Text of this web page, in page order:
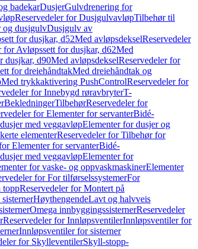
badekarDusjerGulvdrenering for
Reservedeler for DusjgulvavløpTilbehør til
og dusjgulvDusjgulv av
for dusjkar, d52Med avløpsdekselReservedeler
for Avløpssett for dusjkar, d62Med
dusjkar, d90Med avløpsdekselReservedeler for
for dreiehåndtakMed dreiehåndtak og
Med trykkaktivering PushControlReservedeler for
for Innebygd røravbryterT-
BekledningerTilbehørReservedeler for
for Elementer for servanterBidé-
med veggavløpElementer for dusjer og
elementerReservedeler for Tilbehør for
Elementer for servanterBidé-
med veggavløpElementer for
for vaske- og oppvaskmaskinerElementer
for For tilførselssystemerFor
toppReservedeler for Montert på
HøythengendeLavt og halvveis
Omega innbyggingssisternerReservedeler
Reservedeler for InnløpsventilerInnløpsventiler for
Innløpsventiler for sisterner
for SkylleventilerSkyll-stopp-